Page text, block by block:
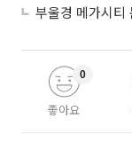
좋아요
0